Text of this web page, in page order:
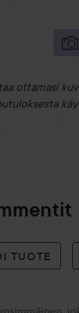
ottamasi
TUOTE